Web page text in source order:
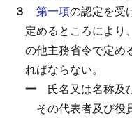
３ 第一項の認定を受
定めるところにより
の他主務省令で定め
ればならない。
一 氏名又は名称及
その代表者及び役